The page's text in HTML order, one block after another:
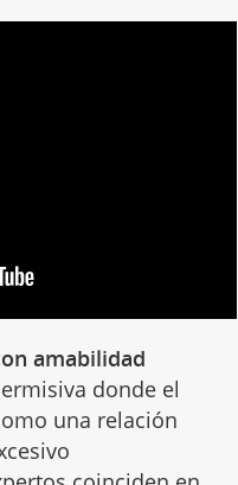
amabilidad
donde el
una relación